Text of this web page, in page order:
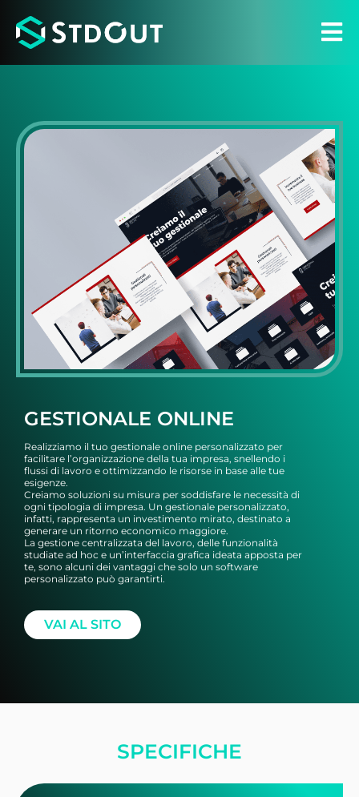
GESTIONALE ONLINE
Realizziamo il tuo gestionale online personalizzato per
facilitare l’organizzazione della tua impresa, snellendo i
flussi di lavoro e ottimizzando le risorse in base alle tue
esigenze.
Creiamo soluzioni su misura per soddisfare le necessità di
ogni tipologia di impresa. Un gestionale personalizzato,
infatti, rappresenta un investimento mirato, destinato a
generare un ritorno economico maggiore.
La gestione centralizzata del lavoro, delle funzionalità
studiate ad hoc e un’interfaccia grafica ideata apposta per
te, sono alcuni dei vantaggi che solo un software
personalizzato può garantirti.
VAI AL SITO
SPECIFICHE